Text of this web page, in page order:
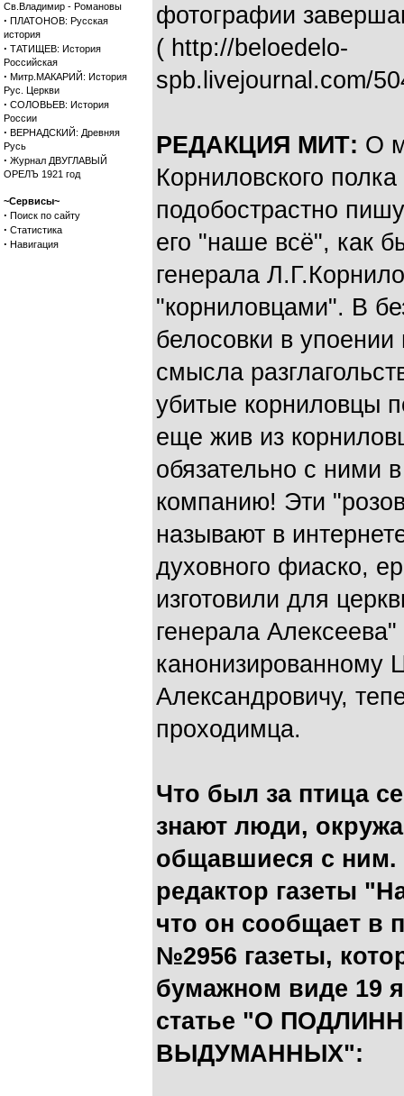
Св.Владимир - Романовы
· ПЛАТОНОВ: Русская
история
· ТАТИЩЕВ: История
Российская
· Митр.МАКАРИЙ: История
Рус. Церкви
· СОЛОВЬЕВ: История
России
· ВЕРНАДСКИЙ: Древняя
Русь
· Журнал ДВУГЛАВЫЙ
ОРЕЛЪ 1921 год
~Сервисы~
· Поиск по сайту
· Статистика
· Навигация
фотографии
( http://beloedelo-
spb.livejournal.com/
РЕДАКЦИЯ МИТ: О
Корниловского
подобострастно
его "наше всё", как
генерала
"корниловцами". В
белосовки в
смысла
убитые корниловцы
еще жив из
обязательно с ними
компанию! Эти
называют в
духовного фиаско,
изготовили для
генерала
канонизированному
Александровичу,
проходимца.
Что был за птица
знают люди,
общавшиеся с ним.
редактор газеты
что он сообщает в
№2956 газеты,
бумажном виде 19
статье "О
ВЫДУМАННЫХ":